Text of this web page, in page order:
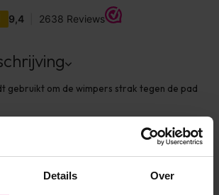
Details Over
gebruikt om de wimpers strak tegen de pad